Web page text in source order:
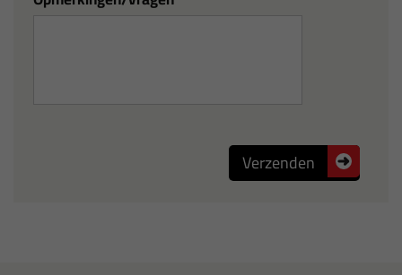
Verzenden